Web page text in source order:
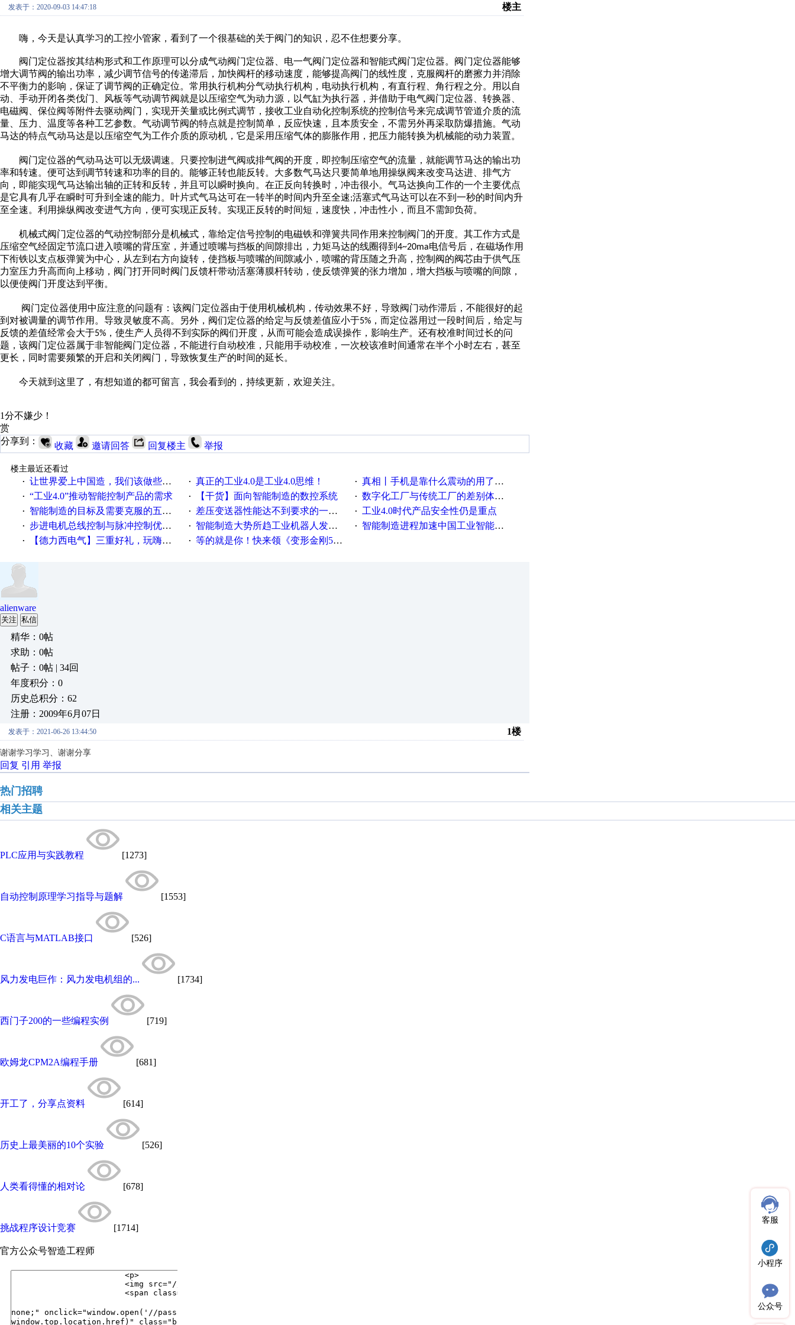
发表于：2020-09-03 14:47:18 楼主
嗨，今天是认真学习的工控小管家，看到了一个很基础的关于阀门的知识，忍不住想要分享。
阀门定位器按其结构形式和工作原理可以分成气动阀门定位器、电一气阀门定位器和智能式阀门定位器。阀门定位器能够
增大调节阀的输出功率，减少调节信号的传递滞后，加快阀杆的移动速度，能够提高阀门的线性度，克服阀杆的磨擦力并消除
不平衡力的影响，保证了调节阀的正确定位。常用执行机构分气动执行机构，电动执行机构，有直行程、角行程之分。用以自
动、手动开闭各类伐门、风板等气动调节阀就是以压缩空气为动力源，以气缸为执行器，并借助于电气阀门定位器、转换器、
电磁阀、保位阀等附件去驱动阀门，实现开关量或比例式调节，接收工业自动化控制系统的控制信号来完成调节管道介质的流
量、压力、温度等各种工艺参数。气动调节阀的特点就是控制简单，反应快速，且本质安全，不需另外再采取防爆措施。气动
马达的特点气动马达是以压缩空气为工作介质的原动机，它是采用压缩气体的膨胀作用，把压力能转换为机械能的动力装置。
阀门定位器的气动马达可以无级调速。只要控制进气阀或排气阀的开度，即控制压缩空气的流量，就能调节马达的输出功
率和转速。便可达到调节转速和功率的目的。能够正转也能反转。大多数气马达只要简单地用操纵阀来改变马达进、排气方
向，即能实现气马达输出轴的正转和反转，并且可以瞬时换向。在正反向转换时，冲击很小。气马达换向工作的一个主要优点
是它具有几乎在瞬时可升到全速的能力。叶片式气马达可在一转半的时间内升至全速;活塞式气马达可以在不到一秒的时间内升
至全速。利用操纵阀改变进气方向，便可实现正反转。实现正反转的时间短，速度快，冲击性小，而且不需卸负荷。
机械式阀门定位器的气动控制部分是机械式，靠给定信号控制的电磁铁和弹簧共同作用来控制阀门的开度。其工作方式是
压缩空气经固定节流口进入喷嘴的背压室，并通过喷嘴与挡板的间隙排出，力矩马达的线圈得到 4~20ma电信号后，在磁场作用
下衔铁以支点板弹簧为中心，从左到右方向旋转，使挡板与喷嘴的间隙减小，喷嘴的背压随之升高，控制阀的阀芯由于供气压
力室压力升高而向上移动，阀门打开同时阀门反馈杆带动活塞薄膜杆转动，使反馈弹簧的张力增加，增大挡板与喷嘴的间隙，
以便使阀门开度达到平衡。
阀门定位器使用中应注意的问题有：该阀门定位器由于使用机械机构，传动效果不好，导致阀门动作滞后，不能很好的起
到对被调量的调节作用。导致灵敏度不高。另外，阀们定位器的给定与反馈差值应小于5% ，而定位器用过一段时间后，给定与
反馈的差值经常会大于5% ，使生产人员得不到实际的阀们开度，从而可能会造成误操作，影响生产。还有校准时间过长的问
题，该阀门定位器属于非智能阀门定位器，不能进行自动校准，只能用手动校准，一次校该准时间通常在半个小时左右，甚至
更长，同时需要频繁的开启和关闭阀门，导致恢复生产的时间的延长。
今天就到这里了，有想知道的都可留言，我会看到的，持续更新，欢迎关注。
1分不嫌少！
赏
分享到：
收藏 邀请回答 回复楼主 举报
楼主最近还看过
· 让世界爱上中国造，我们该做些什么 · 真正的工业4.0是工业4.0思维！ · 真相丨手机是靠什么震动的用了这么多年才知道！
· “工业4.0”推动智能控制产品的需求 · 【干货】面向智能制造的数控系统 · 数字化工厂与传统工厂的差别体现在哪里？
· 智能制造的目标及需要克服的五个障碍 · 差压变送器性能达不到要求的一些因素 · 工业4.0时代产品安全性仍是重点
· 步进电机总线控制与脉冲控制优缺点 · 智能制造大势所趋工业机器人发展迅猛 · 智能制造进程加速中国工业智能化之路发展趋势明显
· 【德力西电气】三重好礼，玩嗨夏日！ · 等的就是你！快来领《变形金刚5》观影券
alienware
关注 私信
精华：0帖
求助：0帖
帖子：0帖 | 34回
年度积分：0
历史总积分：62
注册：2009年6月07日
发表于：2021-06-26 13:44:50 1楼
谢谢学习学习、谢谢分享
回复 引用 举报
热门招聘
相关主题
PLC应用与实践教程 [1273]
自动控制原理学习指导与题解 [1553]
C语言与MATLAB接口 [526]
风力发电巨作：风力发电机组的... [1734]
西门子200的一些编程实例 [719]
欧姆龙CPM2A编程手册 [681]
开工了，分享点资料 [614]
历史上最美丽的10个实验 [526]
人类看得懂的相对论 [678]
挑战程序设计竞赛 [1714]
官方公众号智造工程师
客服
小程序
公众号